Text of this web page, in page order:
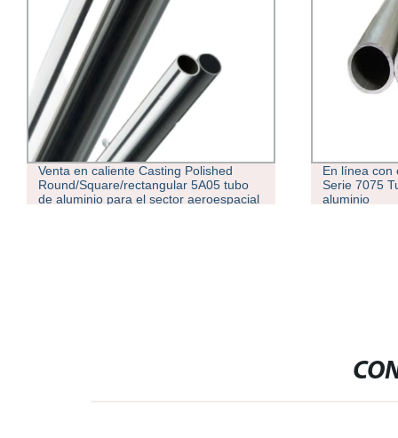
Venta en caliente Casting Polished
Round/Square/rectangular 5A05 tubo
de aluminio para el sector aeroespacial
En línea con
Serie 7075
aluminio